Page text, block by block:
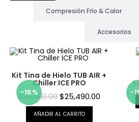
Compresión Frío & Calor
Accesorios
¡OFERT
Kit Tina de Hielo TUB AIR +
Chiller ICE PRO
$
34,980.00 $25,490.00
AÑADIR AL CARRITO
-
$